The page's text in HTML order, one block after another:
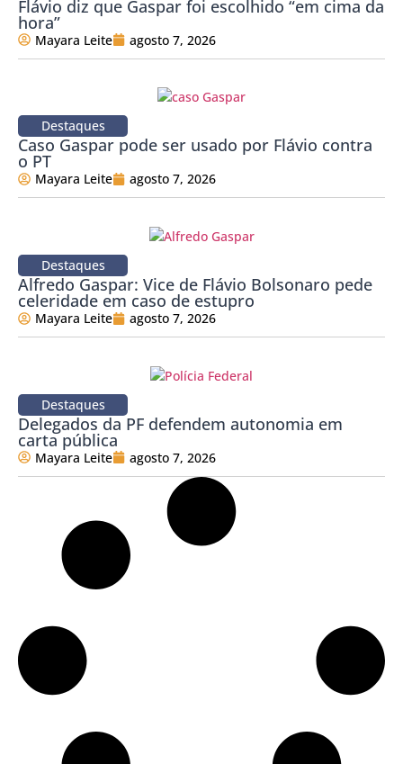
Flávio diz que Gaspar foi escolhido “em cima da
hora”
Mayara Leite agosto 7, 2026
Destaques
Caso Gaspar pode ser usado por Flávio contra
o PT
Mayara Leite agosto 7, 2026
Destaques
Alfredo Gaspar: Vice de Flávio Bolsonaro pede
celeridade em caso de estupro
Mayara Leite agosto 7, 2026
Destaques
Delegados da PF defendem autonomia em
carta pública
Mayara Leite agosto 7, 2026